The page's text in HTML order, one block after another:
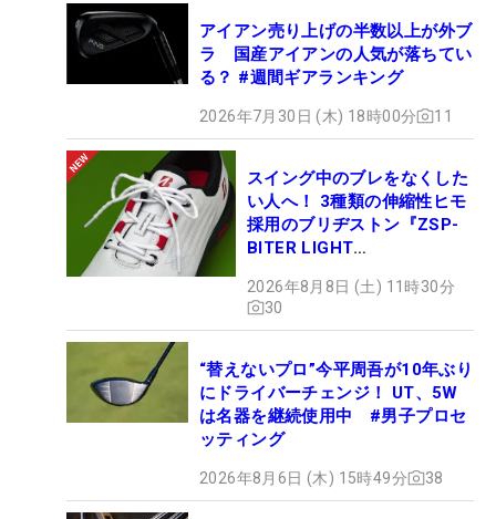
アイアン売り上げの半数以上が外ブ
ラ 国産アイアンの人気が落ちてい
る？ #週間ギアランキング
2026年7月30日 (木) 18時00分 11
スイング中のブレをなくした
い人へ！ 3種類の伸縮性ヒモ
採用のブリヂストン『ZSP-
BITER LIGHT
ュー
2026年8月8日 (土) 11時30分
30
“替えないプロ”今平周吾が10年ぶり
にドライバーチェンジ！ UT、5W
は名器を継続使用中 #男子プロセ
ッティング
2026年8月6日 (木) 15時49分 38